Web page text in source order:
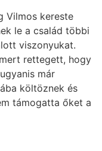
Vilmos kereste
le a család többi
viszonyukat.
rettegett, hogy
már
költöznek és
támogatta őket a